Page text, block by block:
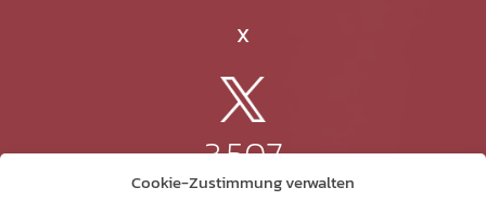
Cookie-Zustimmung verwalten
X
3.507